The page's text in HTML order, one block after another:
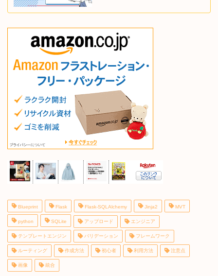
Blueprint Flask Flask-SQLAlchemy Jinja2 MVT
python SQLite アップロード エンジニア
テンプレートエンジン バリデーション フレームワーク
ルーティング 作成方法 初心者 利用方法 注意点
画像 統合